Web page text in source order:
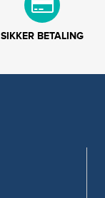
SIKKER BETALING